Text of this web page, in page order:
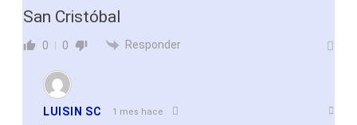
San Cristóbal
0 0 Responder
LUISIN SC 1 mes hace